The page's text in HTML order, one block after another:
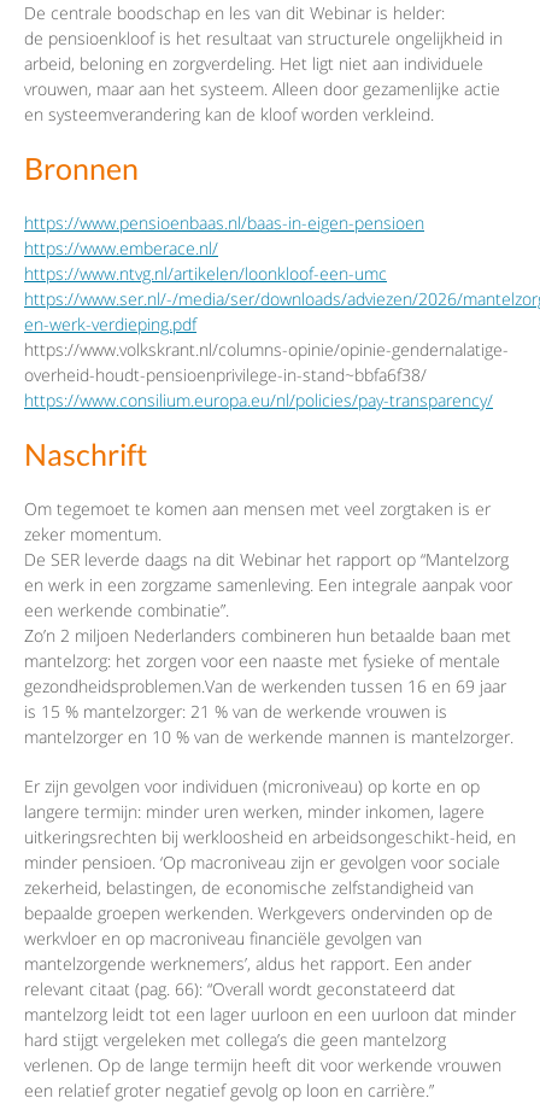
De centrale boodschap en les van dit Webinar is helder:
de pensioenkloof is het resultaat van structurele ongelijkheid in
arbeid, beloning en zorgverdeling. Het ligt niet aan individuele
vrouwen, maar aan het systeem. Alleen door gezamenlijke actie
en systeemverandering kan de kloof worden verkleind.
Bronnen
https://www.pensioenbaas.nl/baas-in-eigen-pensioen
https://www.emberace.nl/
https://www.ntvg.nl/artikelen/loonkloof-een-umc
https://www.ser.nl/-/media/ser/downloads/adviezen/2026/
en-werk-verdieping.pdf
https://www.volkskrant.nl/columns-opinie/opinie-gendernalatige-
overheid-houdt-pensioenprivilege-in-stand~bbfa6f38/
https://www.consilium.europa.eu/nl/policies/pay-transparency/
Naschrift
Om tegemoet te komen aan mensen met veel zorgtaken is er
zeker momentum.
De SER leverde daags na dit Webinar het rapport op “Mantelzorg
en werk in een zorgzame samenleving. Een integrale aanpak voor
een werkende combinatie”.
Zo’n 2 miljoen Nederlanders combineren hun betaalde baan met
mantelzorg: het zorgen voor een naaste met fysieke of mentale
gezondheidsproblemen.Van de werkenden tussen 16 en 69 jaar
is 15 % mantelzorger: 21 % van de werkende vrouwen is
mantelzorger en 10 % van de werkende mannen is mantelzorger.
Er zijn gevolgen voor individuen (microniveau) op korte en op
langere termijn: minder uren werken, minder inkomen, lagere
uitkeringsrechten bij werkloosheid en arbeidsongeschikt-heid, en
minder pensioen. ‘Op macroniveau zijn er gevolgen voor sociale
zekerheid, belastingen, de economische zelfstandigheid van
bepaalde groepen werkenden. Werkgevers ondervinden op de
werkvloer en op macroniveau financiële gevolgen van
mantelzorgende werknemers’, aldus het rapport. Een ander
relevant citaat (pag. 66): “Overall wordt geconstateerd dat
mantelzorg leidt tot een lager uurloon en een uurloon dat minder
hard stijgt vergeleken met collega’s die geen mantelzorg
verlenen. Op de lange termijn heeft dit voor werkende vrouwen
een relatief groter negatief gevolg op loon en carrière.”